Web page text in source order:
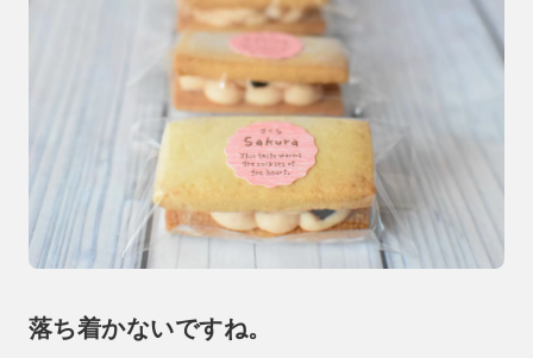
落ち着かないですね。